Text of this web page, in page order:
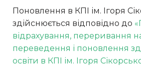
Поновлення в КПІ ім. Ігоря
здійснюється відповідно до
відрахування, переривання
переведення і поновлення
освіти в КПІ ім. Ігоря